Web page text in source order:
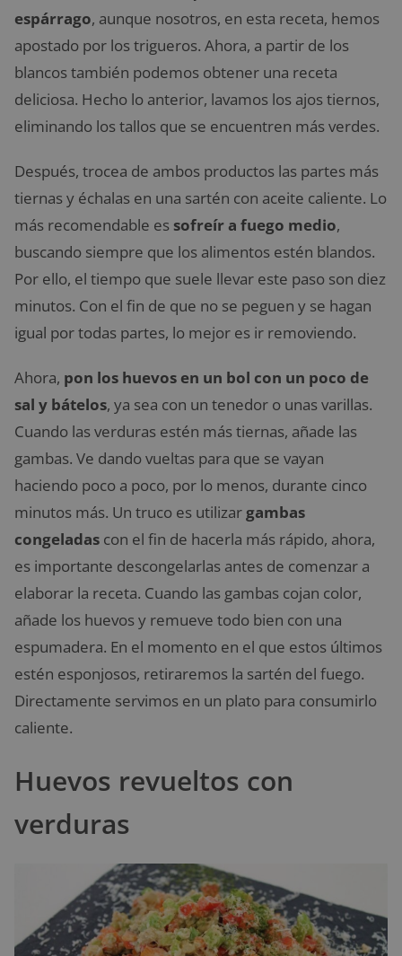
espárrago, aunque nosotros, en esta receta, hemos
apostado por los trigueros. Ahora, a partir de los
blancos también podemos obtener una receta
deliciosa. Hecho lo anterior, lavamos los ajos tiernos,
eliminando los tallos que se encuentren más verdes.
Después, trocea de ambos productos las partes más
tiernas y échalas en una sartén con aceite caliente. Lo
más recomendable es sofreír a fuego medio,
buscando siempre que los alimentos estén blandos.
Por ello, el tiempo que suele llevar este paso son diez
minutos. Con el fin de que no se peguen y se hagan
igual por todas partes, lo mejor es ir removiendo.
Ahora, pon los huevos en un bol con un poco de
sal y bátelos, ya sea con un tenedor o unas varillas.
Cuando las verduras estén más tiernas, añade las
gambas. Ve dando vueltas para que se vayan
haciendo poco a poco, por lo menos, durante cinco
minutos más. Un truco es utilizar gambas
congeladas con el fin de hacerla más rápido, ahora,
es importante descongelarlas antes de comenzar a
elaborar la receta. Cuando las gambas cojan color,
añade los huevos y remueve todo bien con una
espumadera. En el momento en el que estos últimos
estén esponjosos, retiraremos la sartén del fuego.
Directamente servimos en un plato para consumirlo
caliente.
Huevos revueltos con
verduras